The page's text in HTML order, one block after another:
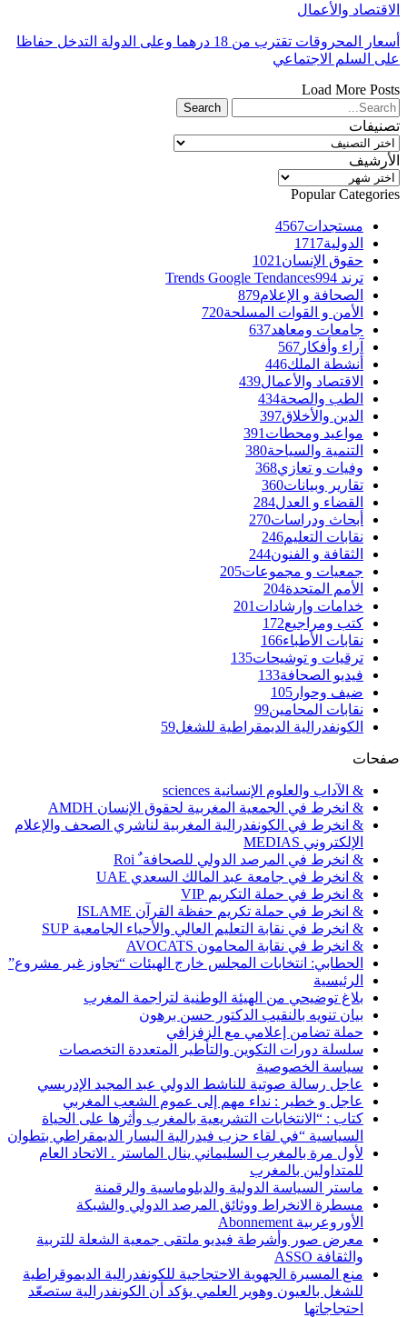
الاقتصاد والأعمال
أسعار المحروقات تقترب من 18 درهما وعلى الدولة التدخل حفاظا
على السلم الاجتماعي
Load More Posts
تصنيفات
تصنيفات
الأرشيف
الأرشيف
Popular Categories
مستجدات4567
الدولية1717
حقوق الإنسان 1021
ترند Trends Google Tendances 994
الصحافة و الإعلام879
الأمن و القوات المسلحة720
جامعات ومعاهد637
آراء وأفكار 567
أنشطة الملك446
الاقتصاد والأعمال439
الطب والصحة434
الدين والأخلاق397
مواعيد ومحطات 391
التنمية والسياحة380
وفيات و تعازي368
تقارير وبيانات360
القضاء و العدل284
أبحاث ودراسات270
نقابات التعليم246
الثقافة و الفنون244
جمعيات و مجموعات205
الأمم المتحدة204
خدامات وإرشادات 201
كتب ومراجيع172
نقابات الأطباء166
ترقيات و توشيحات135
فيديو الصحافة133
ضيف وحوار 105
نقابات المحامين99
الكونفدرالية الديمقراطية للشغل59
صفحات
& الآداب والعلوم الإنسانية sciences
& انخرط في الجمعية المغربية لحقوق الإنسان AMDH
& انخرط في الكونفدرالية المغربية لناشري الصحف والإعلام
الإلكتروني MEDIAS
& انخرط في المرصد الدولي للصحافة ٌ Roi
& انخرط في جامعة عبد المالك السعدي UAE
& انخرط في حملة التكريم VIP
& انخرط في حملة تكريم حفظة القرآن ISLAME
& انخرط في نقابة التعليم العالي والأحياء الجامعية SUP
& انخرط في نقابة المحامون AVOCATS
الحطابي: انتخابات المجلس خارج الهيئات “تجاوز غير مشروع”
الرئيسية
بلاغ توضيحي من الهيئة الوطنية لتراجمة المغرب
بيان تنويه بالنقيب الدكتور حسن برهون
حملة تضامن إعلامي مع الزفزافي
سلسلة دورات التكوين والتأطير المتعددة التخصصات
سياسة الخصوصية
عاجل رسالة صوتية للناشط الدولي عبد المجيد الإدريسي
عاجل و خطير : نداء مهم إلى عموم الشعب المغربي
كتاب : “الانتخابات التشريعية بالمغرب وأثرها على الحياة
السياسية “في لقاء حزب فيدرالية اليسار الديمقراطي بتطوان
لأول مرة بالمغرب السليماني ينال الماستر . الاتحاد العام
للمتداولين بالمغرب
ماستر السياسة الدولية والدبلوماسية والرقمنة
مسطرة الانخراط ووثائق المرصد الدولي والشبكة
الأوروعربية Abonnement
معرض صور وأشرطة فيديو ملتقى جمعية الشعلة للتربية
والثقافة ASSO
منع المسيرة الجهوية الاحتجاجية للكونفدرالية الديموقراطية
للشغل بالعيون وهوير العلمي يؤكد أن الكونفدرالية ستصعّد
احتجاجاتها